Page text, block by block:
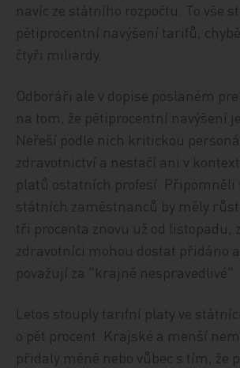
navíc ze státního rozpočtu. To vše
pětiprocentní navýšení tarifů,
čtyři miliardy.
Odboráři ale v dopise poslaném
na tom, že pětiprocentní navýšení
Neřeší podle nich kritickou
zdravotnictví a nestačí ani v
platů ostatních profesí. Připomněli
státních zaměstnanců by měly
tři procenta znovu už od listopadu,
zdravotníci mohou dostat přidáno
považují za "krajně nespravedlivé".
Letos stouply tarifní platy ve
o pět procent. Krajské a menší
přidaly méně nebo vůbec s tím, že